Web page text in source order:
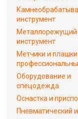
инструмент
Металлорежущий
инструмент
Метчики и плашки
Оборудование и
спецодежда
Оснастка и
Пневматический